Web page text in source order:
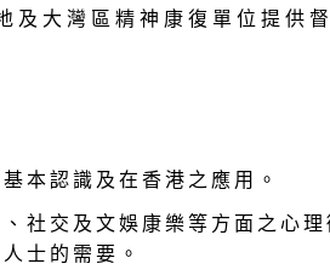
及大灣區精神康復單位提供
本認識及在香港之應用。
社交及文娛康樂等方面之心
士的需要。